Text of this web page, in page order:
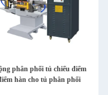
phân phối tủ chiếu điểm
hàn cho tủ phân phối